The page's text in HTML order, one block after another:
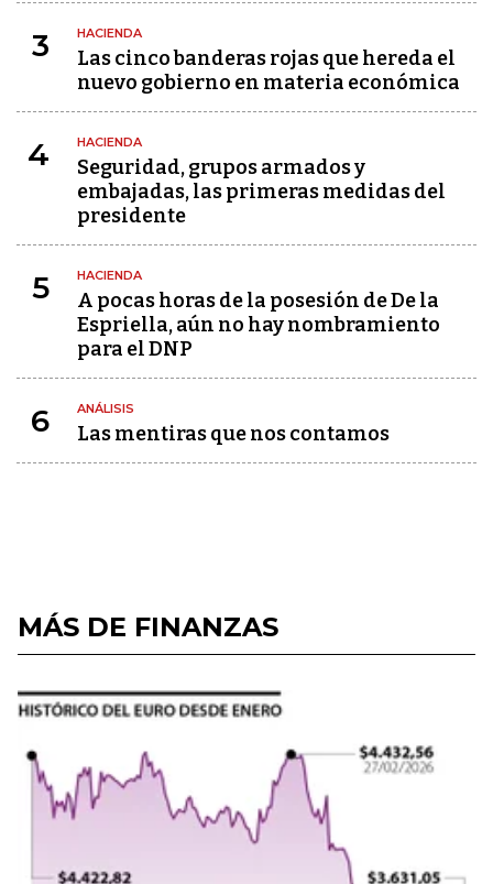
3 HACIENDA
Las cinco banderas rojas que hereda el
nuevo gobierno en materia económica
4 HACIENDA
Seguridad, grupos armados y
embajadas, las primeras medidas del
presidente
5 HACIENDA
A pocas horas de la posesión de De la
Espriella, aún no hay nombramiento
para el DNP
6 ANÁLISIS
Las mentiras que nos contamos
MÁS DE FINANZAS